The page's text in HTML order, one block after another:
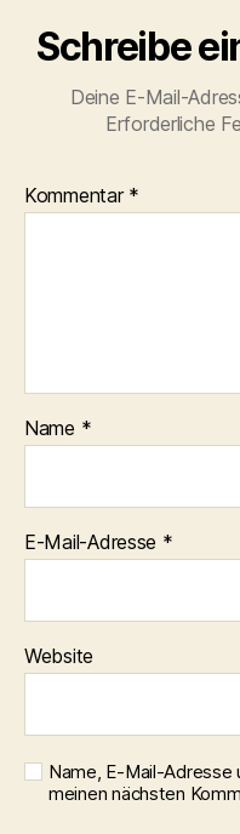
Schreibe
Deine E-Mail-
Erforderliche
Kommentar *
Name *
E-Mail-Adresse *
Website
Name, E-Mail-Adresse
meinen nächsten